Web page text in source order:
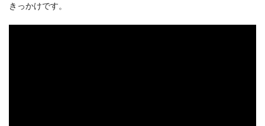
きっかけです。